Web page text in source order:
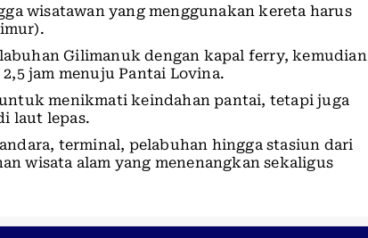
wisatawan yang menggunakan kereta harus
Gilimanuk dengan kapal ferry, kemudian
jam menuju Pantai Lovina.
menikmati keindahan pantai, tetapi juga
laut lepas.
terminal, pelabuhan hingga stasiun dari
wisata alam yang menenangkan sekaligus